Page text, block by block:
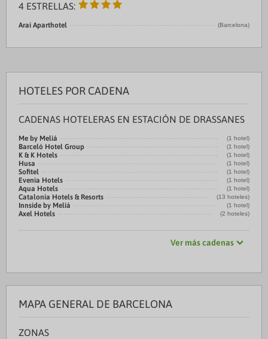
4 ESTRELLAS:
Arai Aparthotel (Barcelona)
HOTELES POR CADENA
CADENAS HOTELERAS EN ESTACIÓN DE DRASSANES
Me by Meliá (1 hotel)
Barceló Hotel Group (1 hotel)
K & K Hotels (1 hotel)
Husa (1 hotel)
Sofitel (1 hotel)
Evenia Hotels (1 hotel)
Aqua Hotels (1 hotel)
Catalonia Hotels & Resorts (13 hoteles)
Innside by Meliá (1 hotel)
Axel Hotels (2 hoteles)
Ver más cadenas
MAPA GENERAL DE BARCELONA
ZONAS